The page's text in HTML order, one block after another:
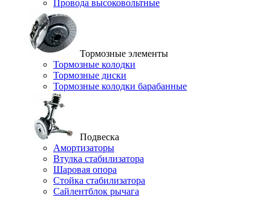
Провода высоковольтные
Тормозные элементы
Тормозные колодки
Тормозные диски
Тормозные колодки барабанные
Подвеска
Амортизаторы
Втулка стабилизатора
Шаровая опора
Стойка стабилизатора
Сайлентблок рычага